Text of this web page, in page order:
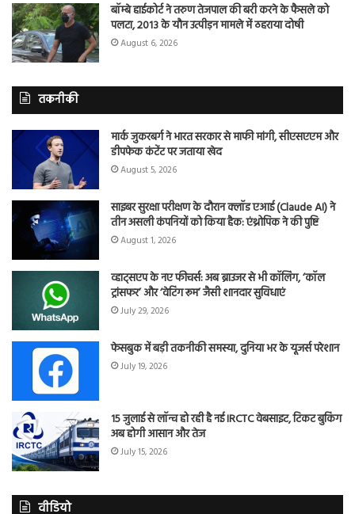
बॉम्बे हाईकोर्ट ने तरुण तेजपाल की बरी करने के फैसले को
पलटा, 2013 के यौन उत्पीड़न मामले में ठहराया दोषी
August 6, 2026
तकनीकी
मार्क जुकरबर्ग ने भारत सरकार से माफी मांगी, सीएसएएम और
डीपफेक कंटेंट पर जताया खेद
August 5, 2026
साइबर सुरक्षा परीक्षण के दौरान क्लॉड एआई (Claude AI) ने
तीन असली कंपनियों को किया हैक: एंथ्रोपिक ने की पुष्टि
August 1, 2026
व्हाट्सएप के नए फीचर्स: अब ब्राउजर से भी कॉलिंग, ‘कॉल
ट्रांसफर’ और ‘वेटिंग रूम’ जैसी शानदार सुविधाएं
July 29, 2026
फेसबुक में बड़ी तकनीकी समस्या, दुनिया भर के यूजर्स परेशान
July 19, 2026
15 जुलाई से लॉन्च हो रही है नई IRCTC वेबसाइट, टिकट बुकिंग
अब होगी आसान और तेज
July 15, 2026
वीडियो